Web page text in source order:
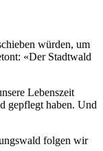
würden, um
«Der Stadtwald
Lebenszeit
gepflegt haben. Und
folgen wir